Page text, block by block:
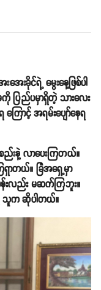
းခိုင်ရဲ့ မွေးနေ့ဖြစ်ပါ
ပြည်ပမှာရှိတဲ့ သားလေး
ောင့် အရမ်းပျော်နေရ
းနဲ့ လာပေးကြတယ်။
ရှာတယ်။ ခြံအရှေ့မှာ
န်းလည်း မဆက်ကြဘူး။
သူက ဆိုပါတယ်။